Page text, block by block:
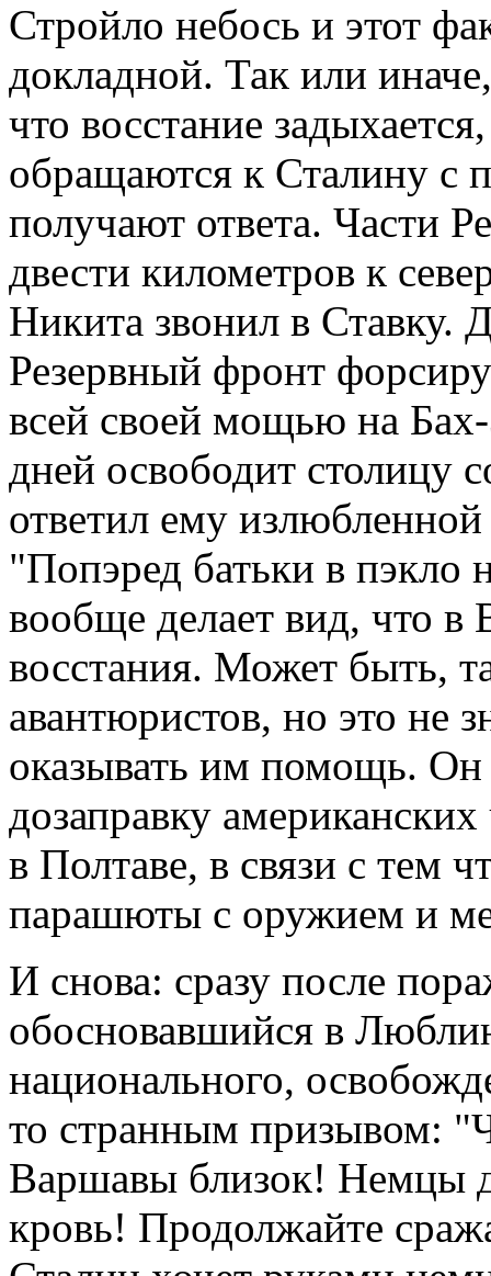
Стройло небось и этот
докладной. Так или
что восстание
обращаются к Сталину с
получают ответа. Части
двести километров к
Никита звонил в Ставку.
Резервный фронт
всей своей мощью на Бах-
дней освободит
ответил ему
"Попэред батьки в пэкло
вообще делает вид, что в
восстания. Может быть,
авантюристов, но это не
оказывать им помощь. Он
дозаправку
в Полтаве, в связи с тем
парашюты с оружием и
И снова: сразу после
обосновавшийся в
национального,
то странным призывом:
Варшавы близок! Немцы
кровь! Продолжайте